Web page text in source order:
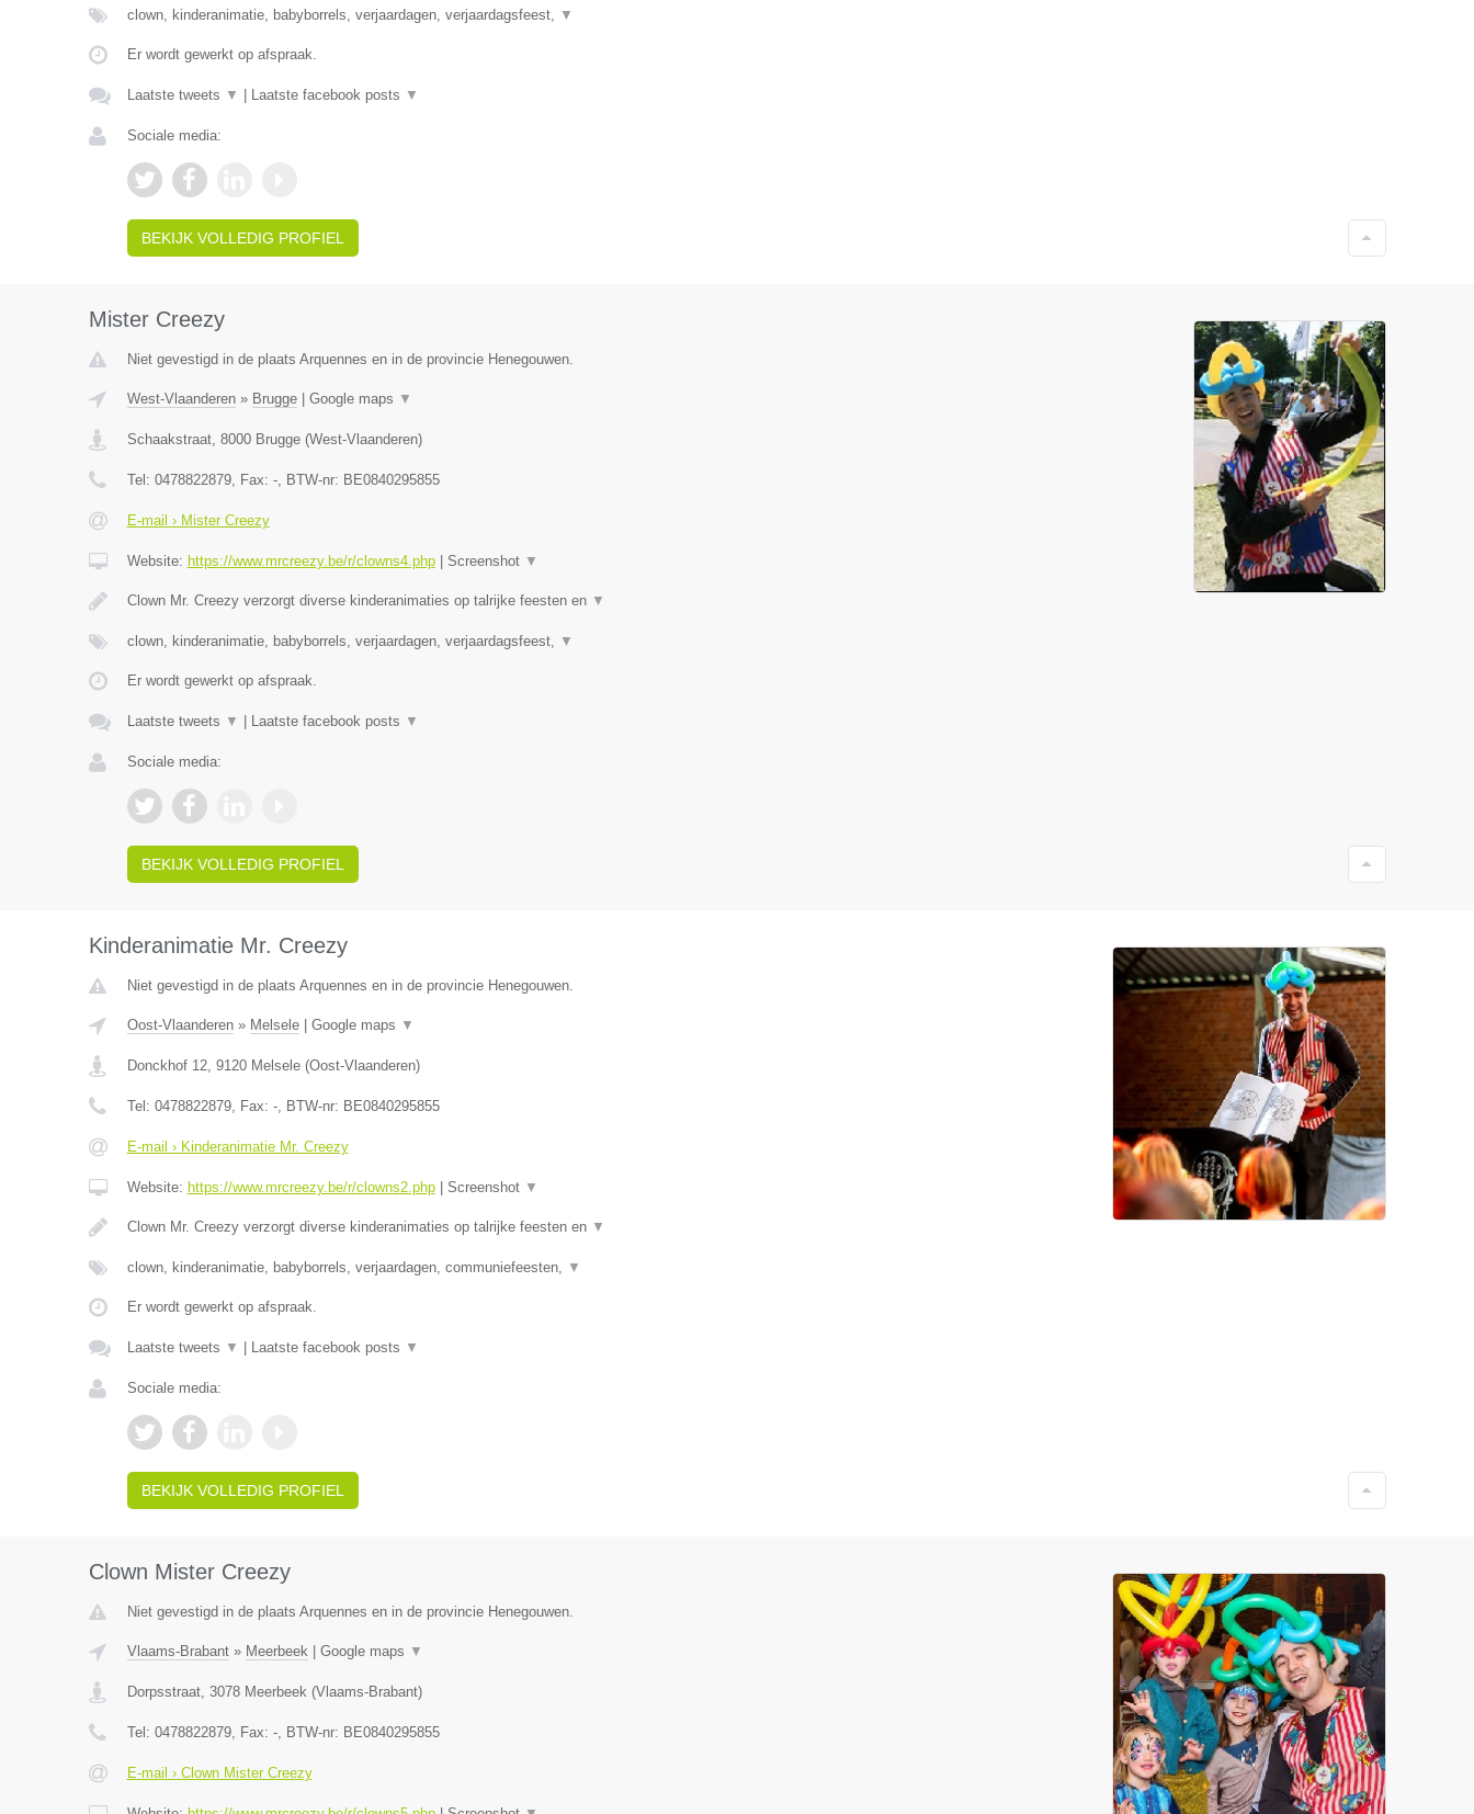
clown, kinderanimatie, babyborrels, verjaardagen, verjaardagsfeest, ▼
Er wordt gewerkt op afspraak.
Laatste tweets ▼ Laatste facebook posts ▼
Sociale media:
BEKIJK VOLLEDIG PROFIEL
Mister Creezy
Niet gevestigd in de plaats Arquennes en in de provincie Henegouwen.
West-Vlaanderen» Brugge| Google maps ▼
Schaakstraat, 8000 Brugge(West-Vlaanderen)
Tel: 0478822879, Fax: -, BTW-nr: BE0840295855
E-mail › Mister Creezy
Website: https://www.mrcreezy.be/r/clowns4.php| Screenshot ▼
Clown Mr. Creezy verzorgt diverse kinderanimaties op talrijke feesten en ▼
clown, kinderanimatie, babyborrels, verjaardagen, verjaardagsfeest, ▼
Er wordt gewerkt op afspraak.
Laatste tweets ▼ Laatste facebook posts ▼
Sociale media:
BEKIJK VOLLEDIG PROFIEL
Kinderanimatie Mr. Creezy
Niet gevestigd in de plaats Arquennes en in de provincie Henegouwen.
Oost-Vlaanderen» Melsele| Google maps ▼
Donckhof 12, 9120 Melsele(Oost-Vlaanderen)
Tel: 0478822879, Fax: -, BTW-nr: BE0840295855
E-mail › Kinderanimatie Mr. Creezy
Website: https://www.mrcreezy.be/r/clowns2.php| Screenshot ▼
Clown Mr. Creezy verzorgt diverse kinderanimaties op talrijke feesten en ▼
clown, kinderanimatie, babyborrels, verjaardagen, communiefeesten, ▼
Er wordt gewerkt op afspraak.
Laatste tweets ▼ Laatste facebook posts ▼
Sociale media:
BEKIJK VOLLEDIG PROFIEL
Clown Mister Creezy
Niet gevestigd in de plaats Arquennes en in de provincie Henegouwen.
Vlaams-Brabant» Meerbeek| Google maps ▼
Dorpsstraat, 3078 Meerbeek(Vlaams-Brabant)
Tel: 0478822879, Fax: -, BTW-nr: BE0840295855
E-mail › Clown Mister Creezy